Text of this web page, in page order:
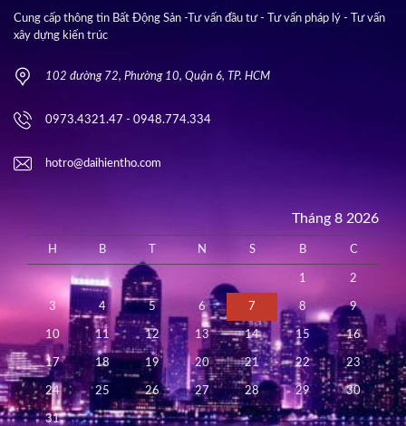
Cung cấp thông tin Bất Động Sản -Tư vấn đầu tư - Tư vấn pháp lý - Tư vấn
xây dựng kiến trúc
102 đường 72, Phường 10, Quận 6, TP. HCM
0973.4321.47 - 0948.774.334
hotro@daihientho.com
Tháng 8 2026
H B N S B C
1 2
3 4 5 6 7 8 9
10 11 12 13 14 15 16
17 18 19 20 21 22 23
24 25 26 27 28 29 30
31